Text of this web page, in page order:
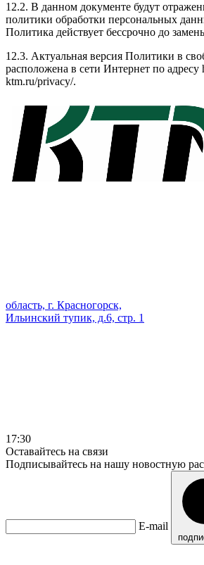
12.2. В данном документе будут
политики обработки персональных
Политика действует бессрочно до
12.3. Актуальная версия Политики в
расположена в сети Интернет по адресу
ktm.ru/privacy/.
область, г. Красногорск,
Ильинский тупик, д.6, стр. 1
17:30
Оставайтесь на связи
Подписывайтесь на нашу новостную
E-mail